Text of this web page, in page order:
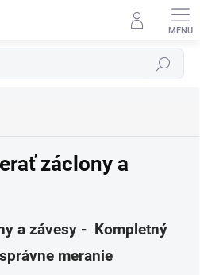
Hľadať
záclony a
a závesy - Kompletný
meranie